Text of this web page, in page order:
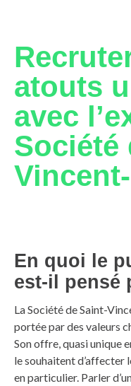
atouts
avec
Société
En quoi le
est-il pensé
La Société de Saint-
portée par des valeurs
Son offre, quasi unique
le souhaitent d’affecter
en particulier. Parler